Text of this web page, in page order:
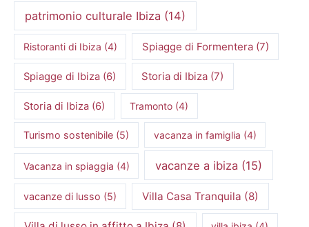
patrimonio culturale Ibiza (14)
Ristoranti di Ibiza (4) Spiagge di Formentera(7)
Spiagge di Ibiza (6) Storia di Ibiza (7)
Storia di Ibiza (6) Tramonto (4)
Turismo sostenibile(5) vacanza in famiglia (4)
Vacanza in spiaggia (4) vacanze a ibiza (15)
vacanze di lusso (5) Villa Casa Tranquila (8)